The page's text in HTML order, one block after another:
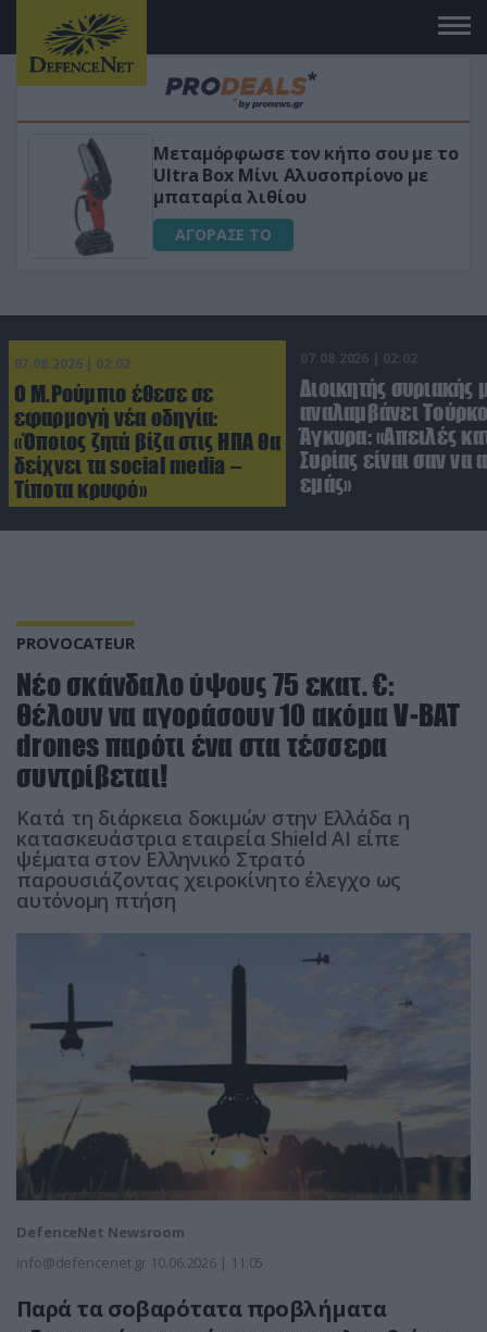
«Μαγική» φόρμουλα τριβόλι + VIP
για αύξηση της λίμπιντο
ΑΓΟΡΑΣΕ ΤΟ
07.08.2026 | 02:02
Ο Μ.Ρούμπιο έθεσε σε
εφαρμογή νέα οδηγία:
«Όποιος ζητά βίζα στις ΗΠΑ θα
δείχνει τα social media –
Τίποτα κρυφό»
07.08.2026 | 02:02
Διοικητής συριακής
αναλαμβάνει
Άγκυρα: «Απειλές
Συρίας είναι σαν να
εμάς»
PROVOCATEUR
Νέο σκάνδαλο ύψους 75 εκατ. €:
Θέλουν να αγοράσουν 10 ακόμα V-BAT
drones παρότι ένα στα τέσσερα
συντρίβεται!
Κατά τη διάρκεια δοκιμών στην Ελλάδα η
κατασκευάστρια εταιρεία Shield AI είπε
ψέματα στον Ελληνικό Στρατό
παρουσιάζοντας χειροκίνητο έλεγχο ως
αυτόνομη πτήση
DefenceNet Newsroom
info@defencenet.gr 10.06.2026 | 11:05
Παρά τα σοβαρότατα προβλήματα